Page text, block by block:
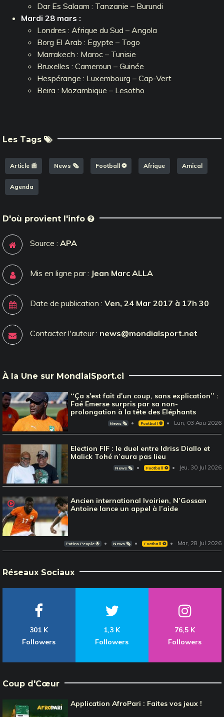
Dar Es Salaam : Tanzanie – Burundi
Mardi 28 mars :
Londres : Afrique du Sud – Angola
Borg El Arab : Egypte – Togo
Marrakech : Maroc – Tunisie
Bruxelles : Cameroun – Guinée
Hespérange : Luxembourg – Cap-Vert
Beira : Mozambique – Lesotho
Les Tags
Article 📰 News 🗞️ Football ⚽️ Afrique Amical
Agenda
D'où provient l'info
Source : APA
Mis en ligne par : Jean Marc ALLA
Date de publication : Ven, 24 Mar 2017 à 17h 30
Contacter l'auteur : news@mondialsport.net
À la Une sur MondialSport.ci
‘‘Ça s'est fait d'un coup, sans explication’’ :
Faé Emerse surpris par sa non-
prolongation à la tête des Eléphants
News 🗞️ Football ⚽️ Lun, 03 Aou 2026
Election FIF : le duel entre Idriss Diallo et
Malick Tohé n’aura pas lieu
News 🗞️ Football ⚽️ Jeu, 30 Jul 2026
Ancien international Ivoirien, N’Gossan
Antoine lance un appel à l’aide
Potins People 🌟 News 🗞️ Football ⚽️ Mar, 28 Jul 2026
Réseaux Sociaux
301 K
Followers
1,3 K
Followers
76,5 K
Followers
Coup d'Cœur
Application AfroPari : Faites vos jeux !